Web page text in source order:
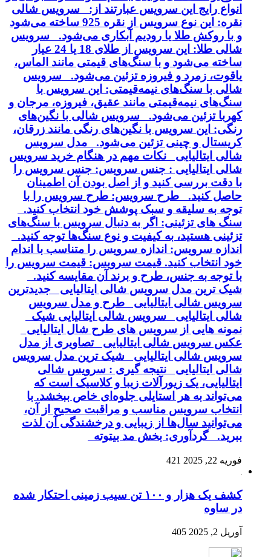
انواع رایج این سرویس عبارتند از: سرویس شالی
نقره: این نوع سرویس از نقره 925 ساخته می‌شود
و با روکش طلا یا رودیم آبکاری می‌شود. سرویس
شالی طلا: این سرویس از طلای 18 یا 24 عیار
ساخته می‌شود و با سنگ‌های قیمتی مانند الماس،
یاقوت، زمرد و فیروزه تزئین می‌شود. سرویس
شالی با سنگ‌های نیمه‌قیمتی: این سرویس با
سنگ‌های نیمه‌قیمتی مانند عقیق، فیروزه، مرجان و
کهربا تزئین می‌شود. سرویس شالی با نگین‌های
رنگی: این سرویس با نگین‌های رنگی مانند زرقان،
کریستال و چینی تزئین می‌شود. مدل سرویس
شالی ایتالیایی نکات مهم در هنگام خرید سرویس
شالی ایتالیایی : جنس سرویس: جنس سرویس را
با دقت بررسی کنید و از اصل بودن آن اطمینان
حاصل کنید. طرح سرویس: طرح سرویس را با
توجه به سلیقه و سبک پوشش خود انتخاب کنید.
سنگ های تزئینی: اگر به دنبال سرویس با سنگ‌های
تزئینی هستید، به کیفیت و نوع سنگ‌ها توجه کنید.
اندازه سرویس: اندازه سرویس را متناسب با اندام
خود انتخاب کنید. قیمت سرویس: قیمت سرویس را
با توجه به جنس، طرح و برند آن مقایسه کنید.
شیک ترین مدل سرویس شالی ایتالیایی جدیدترین
سرویس شالی ایتالیایی طرح و مدل سرویس
شالی ایتالیایی سرویس شالی ایتالیایی شیک
نمونه هایی از سرویس های طرح شال ایتالیایی
عکس سرویس شالی ایتالیایی تصاویری از مدل
سرویس شالی ایتالیایی شیک ترین مدل سرویس
شالی ایتالیایی نتیجه گیری : سرویس شالی
ایتالیایی، یک زیورآلات زیبا و کلاسیک است که
می‌تواند به هر استایلی جلوه‌ای خاص ببخشد. با
انتخاب سرویس مناسب و مراقبت صحیح از آن،
می‌توانید سال‌ها از زیبایی و درخشندگی آن لذت
ببرید. گردآوری: بخش مد بیتوته
فوریه 22, 2025 421
کشف یک هزار و ۱۰۰ تن سیب زمینی احتکار شده
در ساوه
آوریل 2, 2025 405